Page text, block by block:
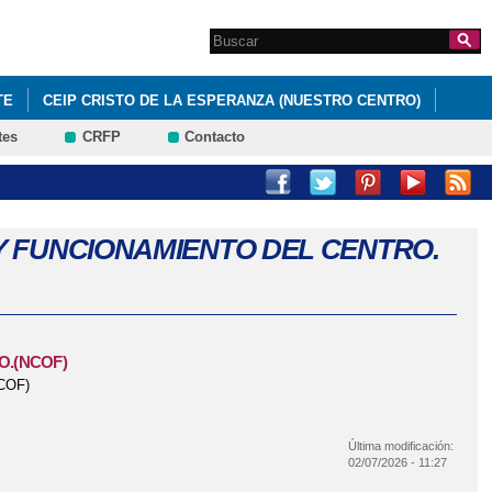
Formulario de
búsqueda
Search this site
CEIP CRISTO DE LA ESPERANZA (NUESTRO CENTRO)
CRFP Contacto
DEL CENTRO.
Última modificación:
02/07/2026 - 11:27